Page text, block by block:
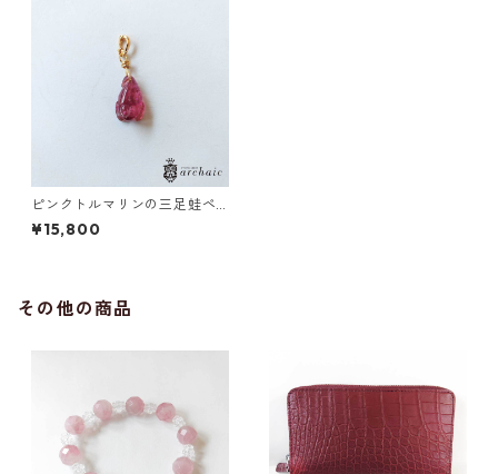
ピンクトルマリンの三足蛙ペ
ンダントトップ
¥15,800
その他の商品